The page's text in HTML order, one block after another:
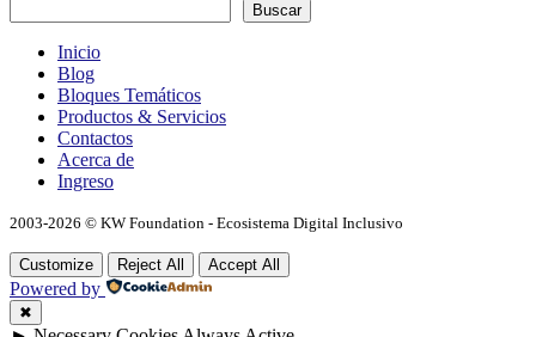
Buscar
Inicio
Blog
Bloques Temáticos
Productos & Servicios
Contactos
Acerca de
Ingreso
2003-2026 © KW Foundation - Ecosistema Digital Inclusivo
Customize Reject All Accept All
Powered by
✖